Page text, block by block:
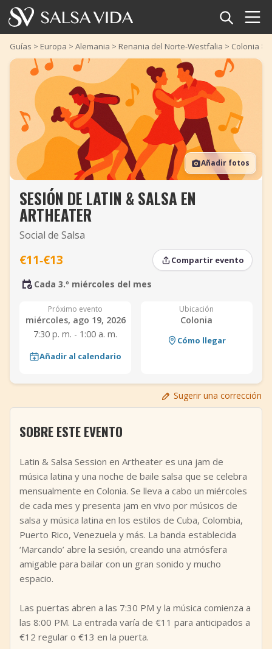
Inicio
Eventos
Noticias
Artículos
Videos
Glosario
TuneTempo
Añadir evento
Guías > Europa > Alemania > Renania del Norte-Westfalia > Colonia >
Añadir fotos
SESIÓN DE LATIN & SALSA EN
ARTHEATER
Social de Salsa
€11‑€13 Compartir evento
Cada 3.º miércoles del mes
Próximo evento
miércoles, ago 19, 2026
7:30 p. m. - 1:00 a. m.
Añadir al calendario
Ubicación
Colonia
Cómo llegar
Sugerir una corrección
SOBRE ESTE EVENTO
Latin & Salsa Session en Artheater es una jam de
música latina y una noche de baile salsa que se celebra
mensualmente en Colonia. Se lleva a cabo un miércoles
de cada mes y presenta jam en vivo por músicos de
salsa y música latina en los estilos de Cuba, Colombia,
Puerto Rico, Venezuela y más. La banda establecida
‘Marcando’ abre la sesión, creando una atmósfera
amigable para bailar con un gran sonido y mucho
espacio.
Las puertas abren a las 7:30 PM y la música comienza a
las 8:00 PM. La entrada varía de €11 para anticipados a
€12 regular o €13 en la puerta.